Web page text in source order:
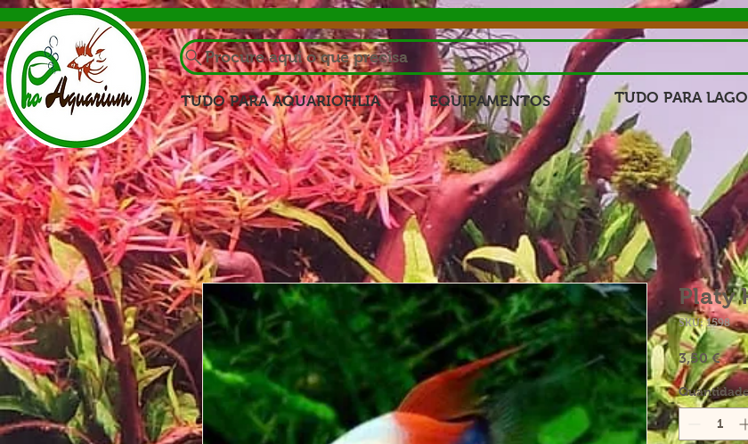
Procure aqui o que precisa
TUDO PARA AQUARIOFILIA EQUIPAMENTOS TUDO PARA
Platy
SKU: 1598
3,50 €